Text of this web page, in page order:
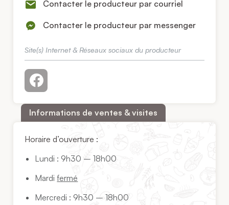
Contacter le producteur par courriel
Contacter le producteur par messenger
Site(s) Internet & Réseaux sociaux du producteur
Informations de ventes & visites
Horaire d’ouverture :
Lundi : 9h30 – 18h00
Mardifermé
Mercredi : 9h30 – 18h00